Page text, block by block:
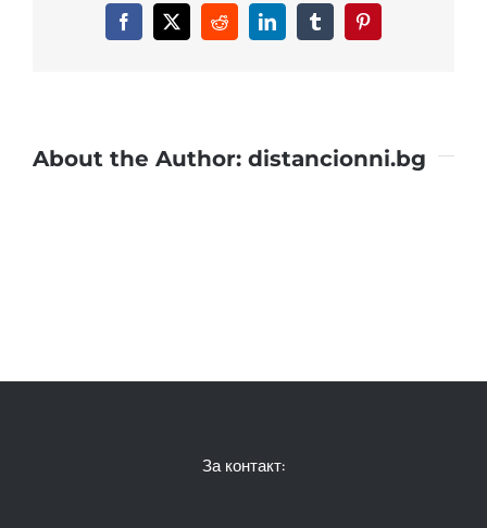
Facebook
X RedditLinkedInTumblrPinterest
About the Author: distancionni.bg
За контакт: